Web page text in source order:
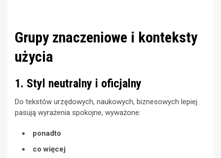
Grupy znaczeniowe i konteksty
użycia
1. Styl neutralny i oficjalny
Do tekstów urzędowych, naukowych, biznesowych lepiej
pasują wyrażenia spokojne, wyważone:
ponadto
co więcej